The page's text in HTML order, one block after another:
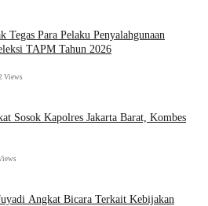
Tegas Para Pelaku Penyalahgunaan
TAPM Tahun 2026
Views
Sosok Kapolres Jakarta Barat, Kombes
Angkat Bicara Terkait Kebijakan